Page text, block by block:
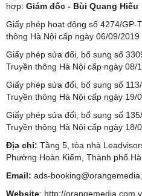
hợp: Giám đốc - Bùi Quang Hiếu
Giấy phép hoạt động số 4274/
thông Hà Nội cấp ngày 06/09/2019
Giấy phép sửa đổi, bổ sung số
Truyền thông Hà Nội cấp ngày 08/
Giấy phép sửa đổi, bổ sung số
Truyền thông Hà Nội cấp ngày 19/
Giấy phép sửa đổi, bổ sung số
Truyền thông Hà Nội cấp ngày 18/
Địa chỉ: Tầng 5, tòa nhà
Phường Hoàn Kiếm, Thành phố
Email: ads-
Website: http://